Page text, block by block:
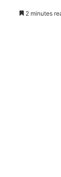
2 minutes